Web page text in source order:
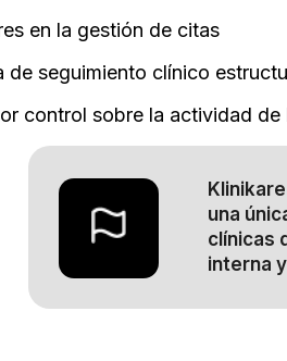
en la gestión de citas
de seguimiento clínico
control sobre la actividad de
una
clínicas
interna